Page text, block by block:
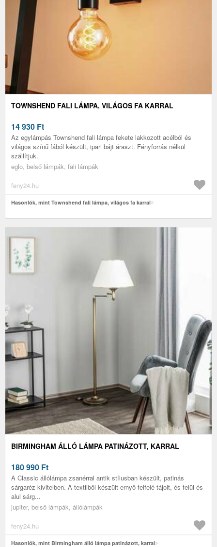
TOWNSHEND FALI LÁMPA, VILÁGOS FA KARRAL
14 930 Ft
Az egylámpás Townshend fali lámpa fekete lakkozott acélból és
világos színű fából készült, ipari bájt áraszt. Fényforrás nélkül
szállítjuk.
eglo, belső lámpák, fali lámpák
feny24.hu
Hasonlók, mint Townshend fali lámpa, világos fa karral
BIRMINGHAM ÁLLÓ LÁMPA PATINÁZOTT, KARRAL
180 990 Ft
A Classic állólámpa zsanérral antik stílusban készült, patinás
sárgaréz kivitelben. A textilből készült ernyő felfelé tájolt, és felül és
alul sárg...
jupiter, belső lámpák, állólámpák
feny24.hu
Hasonlók, mint Birmingham álló lámpa patinázott, karral